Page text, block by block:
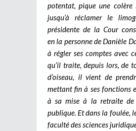
potentat, pique une colère
jusqu’à réclamer le
présidente de la Cour
en la personne de Danièle
à régler ses comptes avec
qu’il traite, depuis lors, de
d’oiseau, il vient de
mettant fin à ses fonctions
à sa mise à la retraite de
publique. Et dans la foulée,
faculté des sciences